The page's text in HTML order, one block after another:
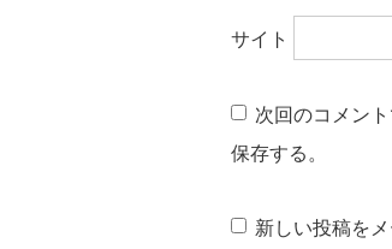
サイト
次回のコメン
保存する。
新しい投稿を